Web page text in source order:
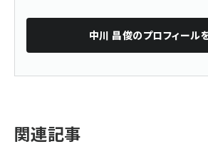
中川 昌俊のプロフィール
関連記事